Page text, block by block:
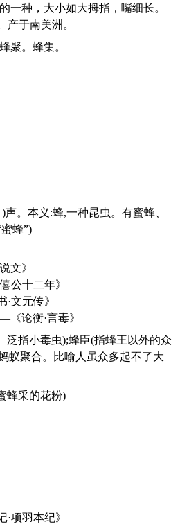
一种，大小如大拇指，嘴细长。
产于南美洲。
蜂聚。 蜂集。
)声。本义:蜂,一种昆虫。有蜜蜂、
蜂”)
文》
公十二年》
文元传》
论衡·言毒》
蚁聚合。比喻人虽众多起不了大
蜂采的花粉)
项羽本纪》